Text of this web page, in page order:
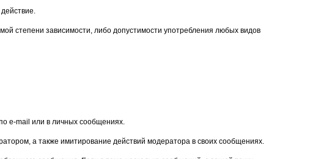
степени зависимости, либо допустимости употребления любых видов
e-mail или в личных сообщениях.
а также имитирование действий модератора в своих сообщениях.